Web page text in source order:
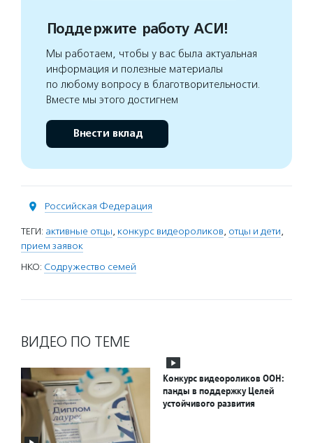
Поддержите работу АСИ!
Мы работаем, чтобы у вас была актуальная
информация и полезные материалы
по любому вопросу в благотворительности.
Вместе мы этого достигнем
Внести вклад
Российская Федерация
ТЕГИ: активные отцы, конкурс видеороликов, отцы и дети,
прием заявок
НКО: Содружество семей
ВИДЕО ПО ТЕМЕ
Конкурс видеороликов ООН:
панды в поддержку Целей
устойчивого развития